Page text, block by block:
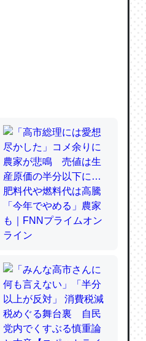
小説でいう「ずっと前
化すればするほど分かり
ギのカルシウム分はエビ
に関する新仮説
ら両方が拮抗してるので
はカルシウムを使わずキ